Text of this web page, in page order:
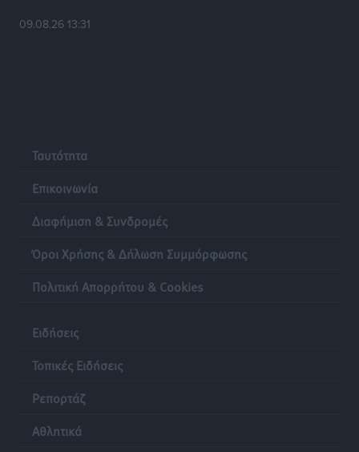
09.08.26 13:31
Ταυτότητα
Επικοινωνία
Διαφήμιση & Συνδρομές
Όροι Χρήσης & Δήλωση Συμμόρφωσης
Πολιτική Απορρήτου & Cookies
Ειδήσεις
Τοπικές Ειδήσεις
Ρεπορτάζ
Αθλητικά